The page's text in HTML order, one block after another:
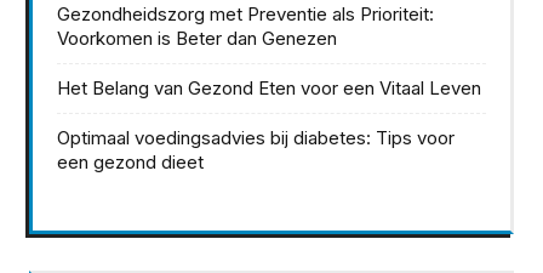
Gezondheidszorg met Preventie als Prioriteit:
Voorkomen is Beter dan Genezen
Het Belang van Gezond Eten voor een Vitaal Leven
Optimaal voedingsadvies bij diabetes: Tips voor
een gezond dieet